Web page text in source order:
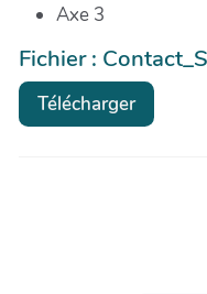
Axe 3
Fichier :
Télécharger